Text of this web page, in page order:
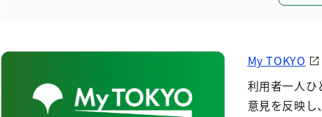
My TOKYO
利用者一人ひ
意見を反映し